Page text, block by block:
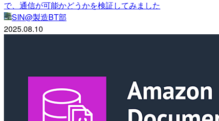
で、通信が可能かどうかを検証してみました
SIN@製造BT部
2025.08.10